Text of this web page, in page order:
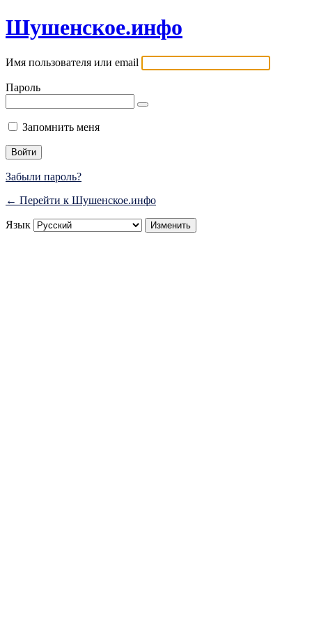
Шушенское.инфо
Имя пользователя или email
Пароль
Запомнить меня
Забыли пароль?
← Перейти к Шушенское.инфо
Язык